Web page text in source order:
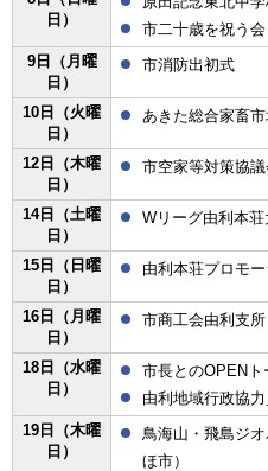
日）
市二十歳を祝う会
9日（月曜
日）
市消防出初式
10日（火曜
日）
あきた総合家畜市
12日（木曜
日）
市空家等対策協
14日（土曜
日）
Wリーグ由利本荘
15日（日曜
日）
由利本荘プロモ
16日（月曜
日）
市商工会由利支
18日（水曜
日）
市長とのOPENト
由利地域行政協
19日（木曜
日）
鳥海山・飛島ジ
ほ市）